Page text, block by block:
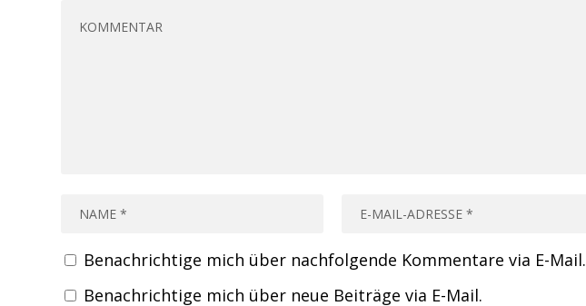
Benachrichtige mich über nachfolgende Kommentare via E-Mail.
Benachrichtige mich über neue Beiträge via E-Mail.